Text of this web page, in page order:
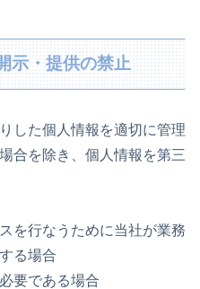
示・提供の禁止
した個人情報を適切に管理
合を除き、個人情報を第三
を行なうために当社が業務
る場合
要である場合